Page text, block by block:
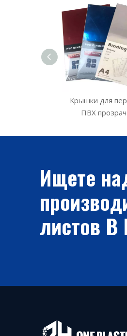
Крышки для
ПВХ
Ищете
листов В